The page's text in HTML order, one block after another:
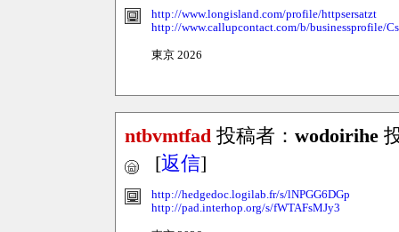
http://www.longisland.com/profile/httpsersatzt
http://www.callupcontact.com/b/businessprofile/
東京 2026
ntbvmtfad 投稿者： wodoirihe
[返信]
http://hedgedoc.logilab.fr/s/lNPGG6DGp
http://pad.interhop.org/s/fWTAFsMJy3